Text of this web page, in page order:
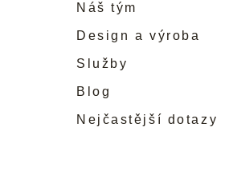
Náš tým
Design a výroba
Služby
Blog
Nejčastější dotazy